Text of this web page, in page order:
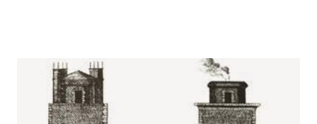
Antigua Grecia . Fue considerado como el mejor escultor
europeo desde Bernini , influyendo en la escultura europea de
su generación. Copia de Eros y Psique del Museo Hermitage,